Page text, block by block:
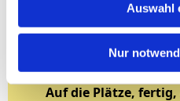
Auswahl
Nur